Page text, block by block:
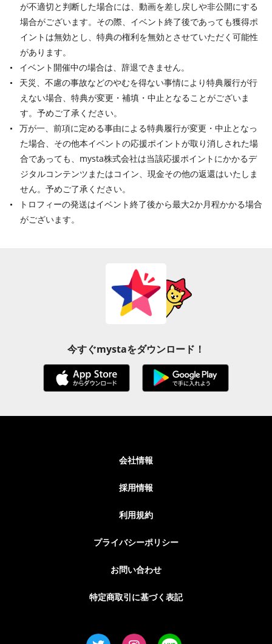
が不適切と判断した場合には、動画を差し戻しや非公開にする
場合がございます。その際、イベント終了後であっても獲得ポ
イントは無効とし、特典の権利を無効とさせていただく可能性
があります。
イベント開催中の場合は、辞退できません。
天災、不慮の事故などのやむを得ない事情により特典履行が行
えない場合、特典が変更・補填・中止となることがございま
す。予めご了承ください。
万が一、前項に定める事由による特典履行が変更・中止となっ
た場合、その他本イベントの応援ポイントが取り消しされた場
合であっても、mysta株式会社は当該応援ポイントにかかるデ
ジタルコンテンツまたはコイン、現金その他の返還はいたしま
せん。予めご了承ください。
トロフィーの発送はイベント終了後から最大2か月程かかる場合
がございます。
今すぐmystaをダウンロード！
会社情報
採用情報
利用規約
プライバシーポリシー
お問い合わせ
特定商取引に基づく表記